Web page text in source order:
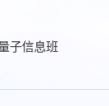
子信息班